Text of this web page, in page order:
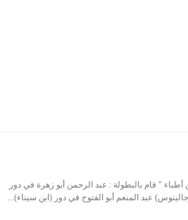
أطباء " قام بالبطولة : عبد الرحمن أبو زهرة في دور
عبد المنعم أبو الفتوح في دور (ابن سيناء)...